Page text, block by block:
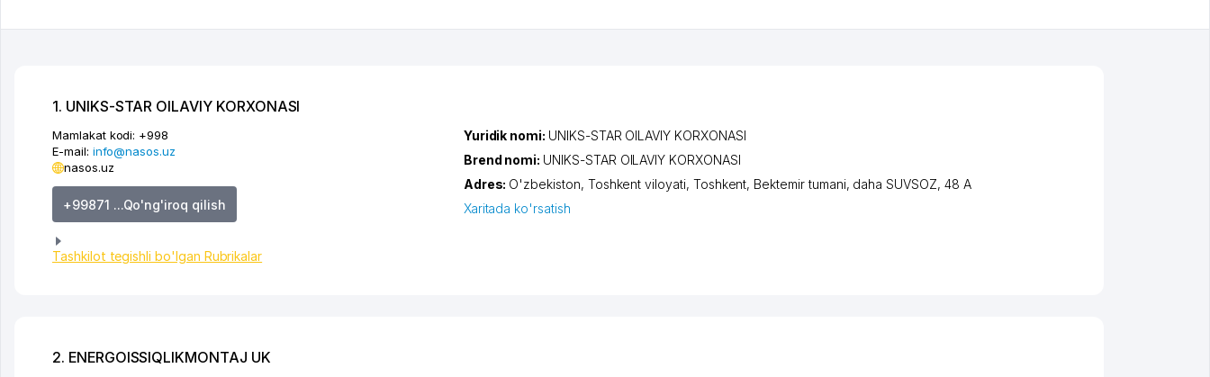
1. UNIKS-STAR OILAVIY KORXONASI
Mamlakat kodi: +998
E-mail: info@nasos.uz
nasos.uz
+99871 ...Qo'ng'iroq qilish
Tashkilot tegishli bo'lgan Rubrikalar
Yuridik nomi: UNIKS-STAR OILAVIY KORXONASI
Brend nomi: UNIKS-STAR OILAVIY KORXONASI
Adres: O'zbekiston, Toshkent viloyati, Toshkent, Bektemir tumani, daha SUVSOZ, 48 А
Xaritada ko'rsatish
2. ENERGOISSIQLIKMONTAJ UK